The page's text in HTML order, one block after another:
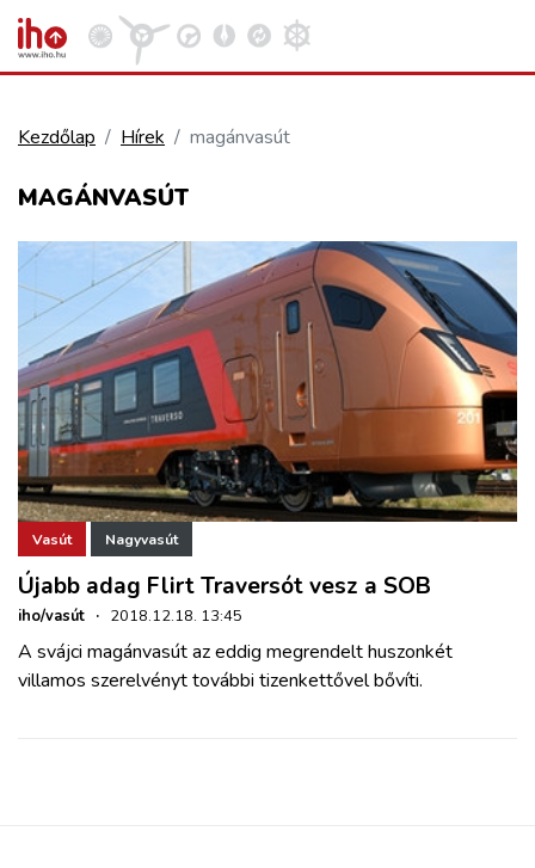
VASÚT
KÖZÚT
REPÜLÉS
KÖZLEKEDÉSFEJLESZTÉS
ELLÁTÁSI LÁNC
ZÖLDÚT
HAJÓZÁS
BLOG
Kezdőlap Hírek magánvasút
MAGÁNVASÚT
Vasút Nagyvasút
Újabb adag Flirt Traversót vesz a SOB
iho/vasút · 2018.12.18. 13:45
A svájci magánvasút az eddig megrendelt huszonkét
villamos szerelvényt további tizenkettővel bővíti.